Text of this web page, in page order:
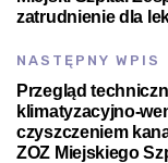
zatrudnienie dla
NASTĘPNY WPIS
Przegląd
klimatyzacyjno-
czyszczeniem
ZOZ Miejskiego